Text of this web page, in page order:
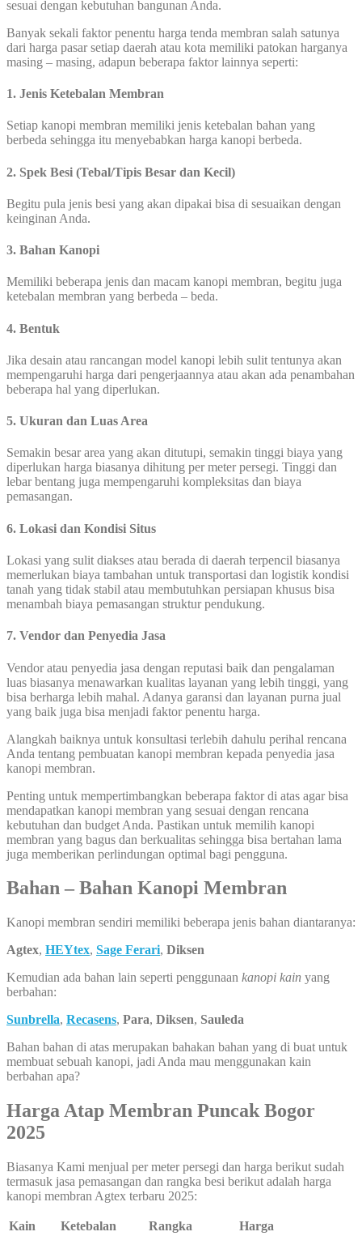
sesuai dengan kebutuhan bangunan Anda.
Banyak sekali faktor penentu harga tenda membran salah satunya
dari harga pasar setiap daerah atau kota memiliki patokan harganya
masing – masing, adapun beberapa faktor lainnya seperti:
1. Jenis Ketebalan Membran
Setiap kanopi membran memiliki jenis ketebalan bahan yang
berbeda sehingga itu menyebabkan harga kanopi berbeda.
2. Spek Besi (Tebal/Tipis Besar dan Kecil)
Begitu pula jenis besi yang akan dipakai bisa di sesuaikan dengan
keinginan Anda.
3. Bahan Kanopi
Memiliki beberapa jenis dan macam kanopi membran, begitu juga
ketebalan membran yang berbeda – beda.
4. Bentuk
Jika desain atau rancangan model kanopi lebih sulit tentunya akan
mempengaruhi harga dari pengerjaannya atau akan ada penambahan
beberapa hal yang diperlukan.
5. Ukuran dan Luas Area
Semakin besar area yang akan ditutupi, semakin tinggi biaya yang
diperlukan harga biasanya dihitung per meter persegi. Tinggi dan
lebar bentang juga mempengaruhi kompleksitas dan biaya
pemasangan.
6. Lokasi dan Kondisi Situs
Lokasi yang sulit diakses atau berada di daerah terpencil biasanya
memerlukan biaya tambahan untuk transportasi dan logistik kondisi
tanah yang tidak stabil atau membutuhkan persiapan khusus bisa
menambah biaya pemasangan struktur pendukung.
7. Vendor dan Penyedia Jasa
Vendor atau penyedia jasa dengan reputasi baik dan pengalaman
luas biasanya menawarkan kualitas layanan yang lebih tinggi, yang
bisa berharga lebih mahal. Adanya garansi dan layanan purna jual
yang baik juga bisa menjadi faktor penentu harga.
Alangkah baiknya untuk konsultasi terlebih dahulu perihal rencana
Anda tentang pembuatan kanopi membran kepada penyedia jasa
kanopi membran.
Penting untuk mempertimbangkan beberapa faktor di atas agar bisa
mendapatkan kanopi membran yang sesuai dengan rencana
kebutuhan dan budget Anda. Pastikan untuk memilih kanopi
membran yang bagus dan berkualitas sehingga bisa bertahan lama
juga memberikan perlindungan optimal bagi pengguna.
Bahan – Bahan Kanopi Membran
Kanopi membran sendiri memiliki beberapa jenis bahan diantaranya:
Agtex, HEYtex, Sage Ferari, Diksen
Kemudian ada bahan lain seperti penggunaan kanopi kain yang
berbahan:
Sunbrella, Recasens, Para, Diksen, Sauleda
Bahan bahan di atas merupakan bahakan bahan yang di buat untuk
membuat sebuah kanopi, jadi Anda mau menggunakan kain
berbahan apa?
Harga Atap Membran Puncak Bogor
2025
Biasanya Kami menjual per meter persegi dan harga berikut sudah
termasuk jasa pemasangan dan rangka besi berikut adalah harga
kanopi membran Agtex terbaru 2025:
Kain Ketebalan Rangka
Harga